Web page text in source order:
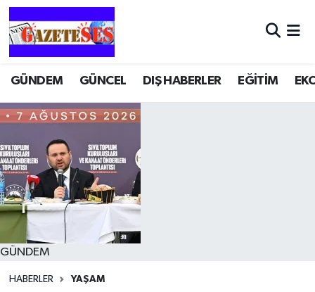
GÜNDEM GÜNCEL DIŞ HABERLER EĞİTİM
GÜNDEM
HABERLER YAŞAM